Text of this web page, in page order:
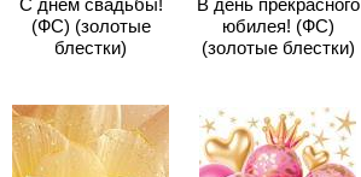
(ФС) (золотые
блестки)
юбилея! (ФС)
(золотые блестки)